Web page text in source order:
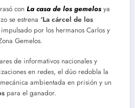
con La casa de los gemelos ya
se estrena ‘La cárcel de los
por los hermanos Carlos y
Gemelos.
de informativos nacionales y
en redes, el dúo redobla la
ambientada en prisión y un
para el ganador.